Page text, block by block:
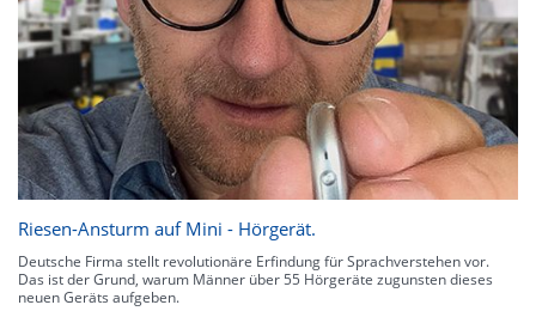
Riesen-Ansturm auf Mini - Hörgerät.
Deutsche Firma stellt revolutionäre Erfindung für Sprachverstehen vor.
Das ist der Grund, warum Männer über 55 Hörgeräte zugunsten dieses
neuen Geräts aufgeben.